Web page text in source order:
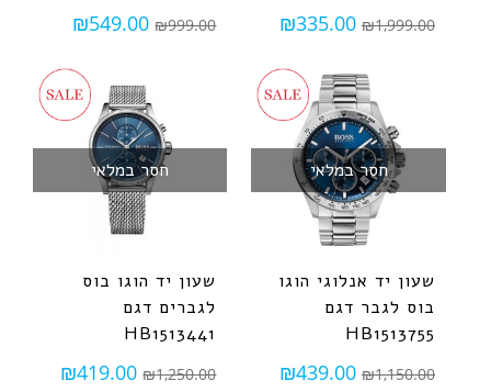
₪1,999.00
₪335.00
₪999.00
₪549.00
חסר במלאי
שעון יד אנלוגי הוגו
בוס לגבר דגם
HB1513755
₪1,150.00
₪439.00
חסר במלאי
שעון יד הוגו בוס
לגברים דגם
HB1513441
₪1,250.00
₪419.00